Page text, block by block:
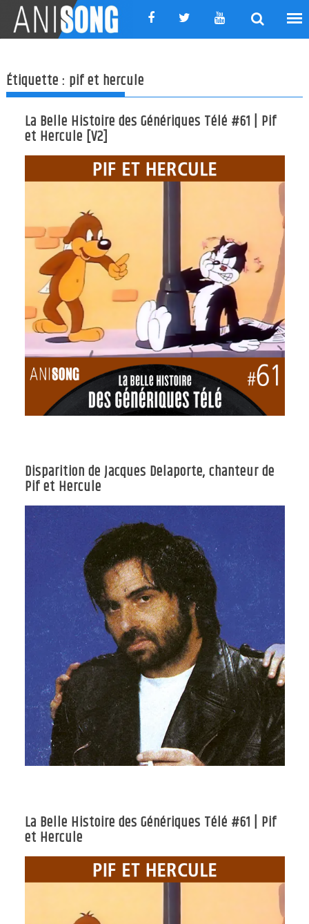
content
Étiquette : pif et hercule
La Belle Histoire des Génériques Télé #61 | Pif
et Hercule [V2]
Disparition de Jacques Delaporte, chanteur de
Pif et Hercule
La Belle Histoire des Génériques Télé #61 | Pif
et Hercule